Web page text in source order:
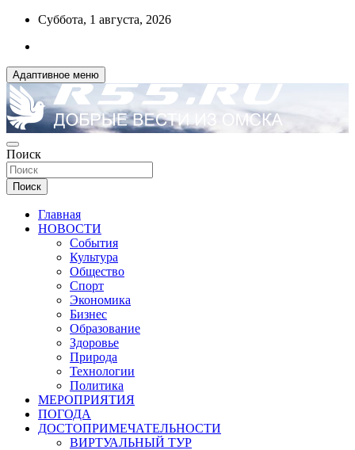
Перейти
содержимому
Суббота, 1 августа, 2026
Адаптивное меню
R55.RU
ДОБРЫЕ ВЕСТИ ИЗ ОМСКА
Поиск
Поиск
Главная
НОВОСТИ
События
Культура
Общество
Спорт
Экономика
Бизнес
Образование
Здоровье
Природа
Технологии
Политика
МЕРОПРИЯТИЯ
ПОГОДА
ДОСТОПРИМЕЧАТЕЛЬНОСТИ
ВИРТУАЛЬНЫЙ ТУР